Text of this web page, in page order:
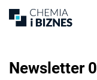
Newsletter